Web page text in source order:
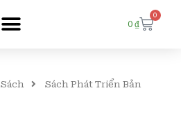
0 ₫
0
Cart
Sách
Sách Phát Triển Bản